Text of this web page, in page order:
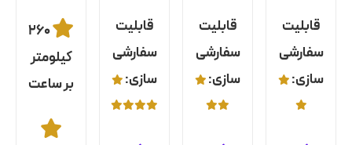
قابلیت
سفارشی
سازی:
قابلیت
سفارشی
سازی:
قابلیت
سفارشی
سازی:
۲۶۰
کیلومتر
بر ساعت